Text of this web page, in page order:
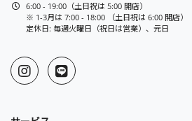
6:00 - 19:00（土日祝は 5:00 開店）
※ 1-3月は 7:00 - 18:00 （土日祝は 6:00 開店）
定休日: 毎週火曜日（祝日は営業）、元日